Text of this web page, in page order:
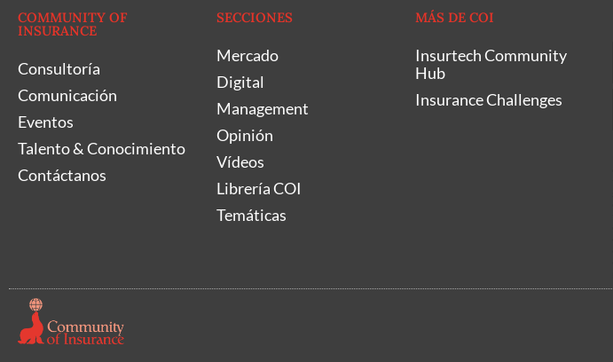
COMMUNITY OF
INSURANCE
Consultoría
Comunicación
Eventos
Talento & Conocimiento
Contáctanos
SECCIONES
Mercado
Digital
Management
Opinión
Vídeos
Librería COI
Temáticas
MÁS DE COI
Insurtech Community
Hub
Insurance Challenges